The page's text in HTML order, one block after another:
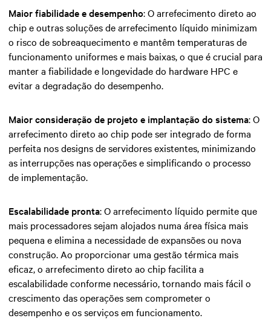
Maior fiabilidade e desempenho: O arrefecimento direto ao
chip e outras soluções de arrefecimento líquido minimizam
o risco de sobreaquecimento e mantêm temperaturas de
funcionamento uniformes e mais baixas, o que é crucial para
manter a fiabilidade e longevidade do hardware HPC e
evitar a degradação do desempenho.
Maior consideração de projeto e implantação do sistema: O
arrefecimento direto ao chip pode ser integrado de forma
perfeita nos designs de servidores existentes, minimizando
as interrupções nas operações e simplificando o processo
de implementação.
Escalabilidade pronta: O arrefecimento líquido permite que
mais processadores sejam alojados numa área física mais
pequena e elimina a necessidade de expansões ou nova
construção. Ao proporcionar uma gestão térmica mais
eficaz, o arrefecimento direto ao chip facilita a
escalabilidade conforme necessário, tornando mais fácil o
crescimento das operações sem comprometer o
desempenho e os serviços em funcionamento.